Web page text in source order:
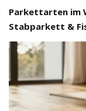
Parkettarten im
Stabparkett &